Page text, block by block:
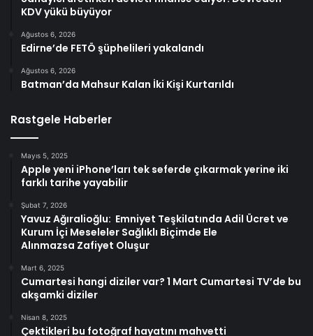
KDV yükü büyüyor
Ağustos 6, 2026
Edirne’de FETÖ şüphelileri yakalandı
Ağustos 6, 2026
Batman’da Mahsur Kalan İki Kişi Kurtarıldı
Rastgele Haberler
Mayıs 5, 2025
Apple yeni iPhone’ları tek seferde çıkarmak yerine iki
farklı tarihe yayabilir
Şubat 7, 2026
Yavuz Ağıralioğlu: Emniyet Teşkilatında Adil Ücret ve
Kurum İçi Meseleler Sağlıklı Biçimde Ele
Alınmazsa Zafiyet Oluşur
Mart 6, 2025
Cumartesi hangi diziler var? 1 Mart Cumartesi TV’de bu
akşamki diziler
Nisan 8, 2025
Çektikleri bu fotoğraf hayatını mahvetti